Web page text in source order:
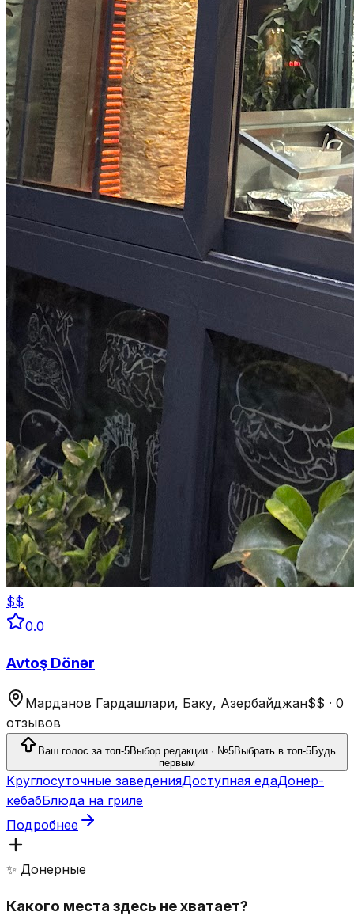
$$
0.0
Avtoş Dönər
Марданов Гардашлари, Баку, Азербайджан$$ · 0
отзывов
Ваш голос за топ-5Выбор редакции · №5Выбрать в топ-5Будь
первым
Круглосуточные заведенияДоступная едаДонер-
кебабБлюда на гриле
Подробнее
✨ Донерные
Какого места здесь не хватает?